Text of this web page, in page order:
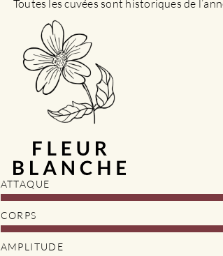
Toutes les cuvées sont historiques de
ATTAQUE
CORPS
AMPLITUDE